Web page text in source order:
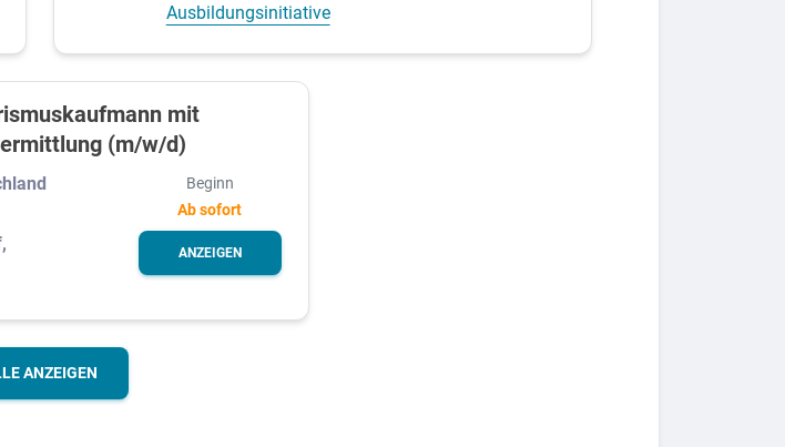
Ausbildungsinitiative
mit
(m/w/d)
Beginn
Ab sofort
ANZEIGEN
ANZEIGEN